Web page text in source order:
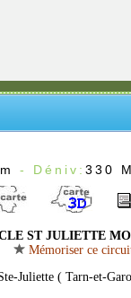
- Déniv: 330
ST JULIETTE
Mémoriser ce
Juliette ( Tarn-et-